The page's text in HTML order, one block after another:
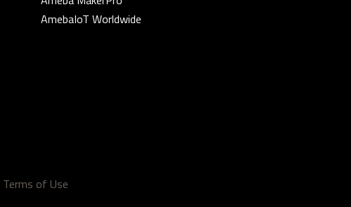
AmebaIoT Worldwide
Terms of Use